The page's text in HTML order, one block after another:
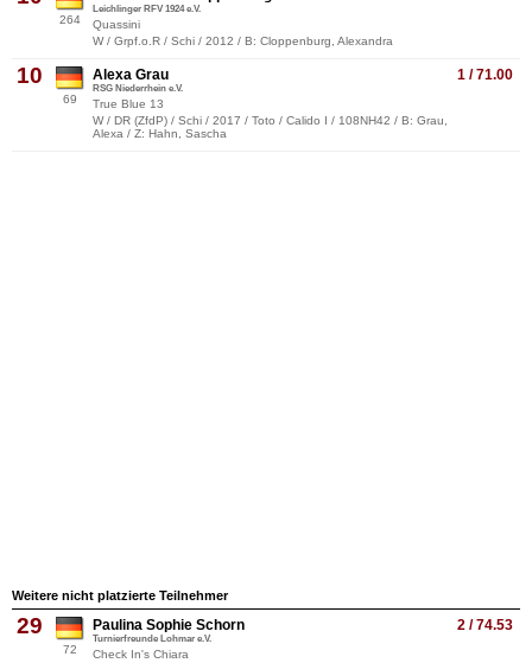
264
Leichlinger RFV 1924 e.V.
Quassini
W / Grpf.o.R / Schi / 2012 / B: Cloppenburg, Alexandra
10
69
1 / 71.00
Alexa Grau
RSG Niederrhein e.V.
True Blue 13
W / DR (ZfdP) / Schi / 2017 / Toto / Calido I / 108NH42 / B: Grau,
Alexa / Z: Hahn, Sascha
Weitere nicht platzierte Teilnehmer
29
72
2 / 74.53
Paulina Sophie Schorn
Turnierfreunde Lohmar e.V.
Check In's Chiara